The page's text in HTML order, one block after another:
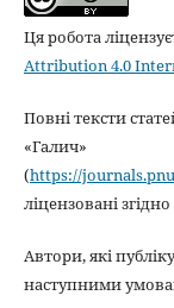
Ця робота
Attribution 4.0
Повні тексти
«Галич»
(https://
ліцензовані
Автори, які
наступними